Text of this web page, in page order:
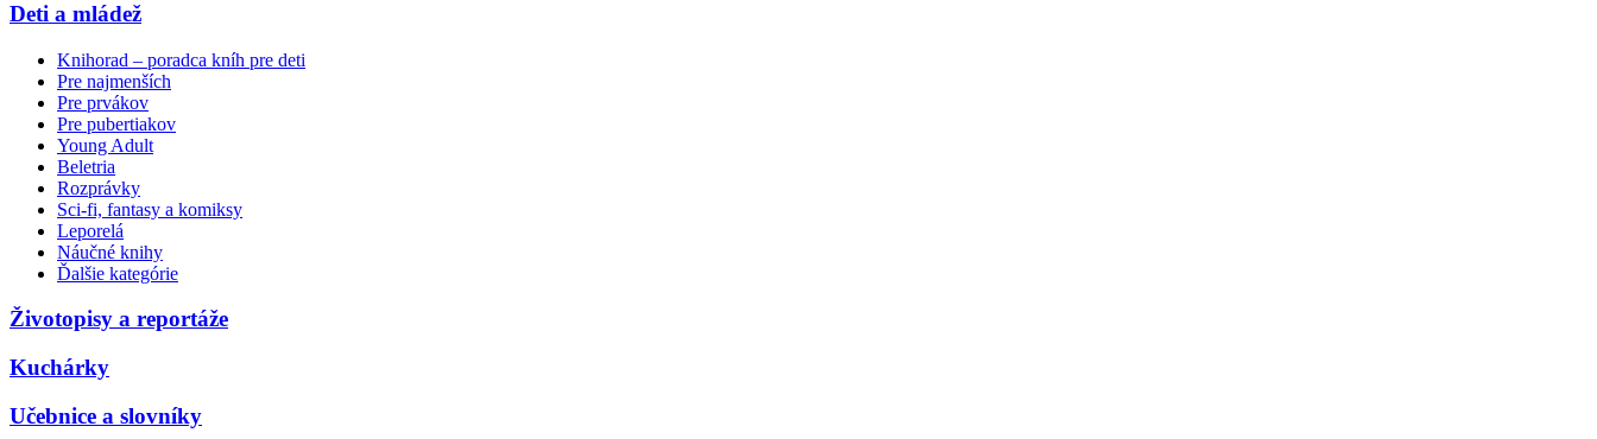
Deti a mládež
Knihorad – poradca kníh pre deti
Pre najmenších
Pre prvákov
Pre pubertiakov
Young Adult
Beletria
Rozprávky
Sci-fi, fantasy a komiksy
Leporelá
Náučné knihy
Ďalšie kategórie
Životopisy a reportáže
Kuchárky
Učebnice a slovníky